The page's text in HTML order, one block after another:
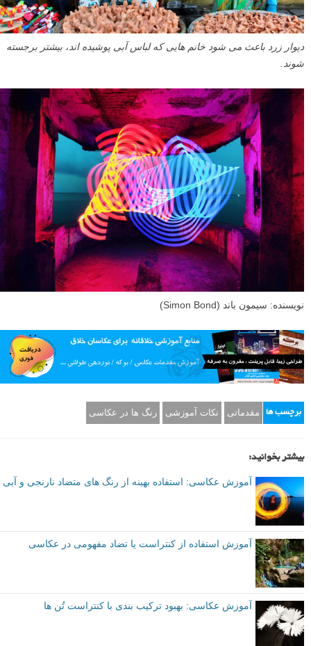
دیوار زرد باعث می شود خانم هایی که لباس آبی پوشیده اند، بیشتر برجسته
شوند.
نویسنده: سیمون باند (Simon Bond)
برچسب ها مقدماتی نکات آموزشی رنگ ها در عکاسی
بیشتر بخوانید:
آموزش عکاسی: استفاده بهینه از رنگ های متضاد نارنجی و آبی
آموزش استفاده از کنتراست یا تضاد مفهومی در عکاسی
آموزش عکاسی: بهبود ترکیب بندی با کنتراست تُن ها